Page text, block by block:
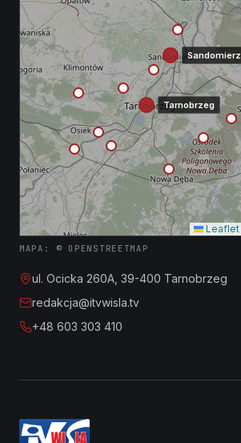
Tarnobrzeg
Sandomierz
Leaflet
MAPA: © OPENSTREETMAP
ul. Ocicka 260A, 39-400 Tarnobrzeg
redakcja@itvwisla.tv
+48 603 303 410